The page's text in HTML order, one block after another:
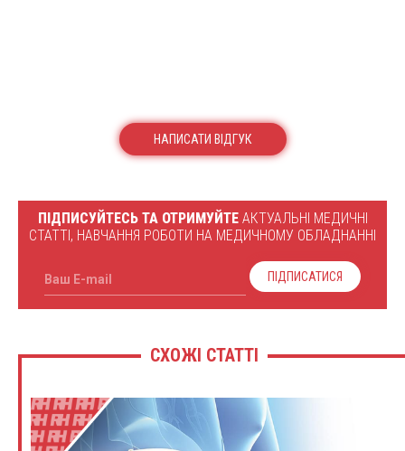
НАПИСАТИ ВІДГУК
ПІДПИСУЙТЕСЬ ТА ОТРИМУЙТЕАКТУАЛЬНІ МЕДИЧНІ
СТАТТІ, НАВЧАННЯ РОБОТИ НА МЕДИЧНОМУ ОБЛАДНАННІ
Ваш E-mail ПІДПИСАТИСЯ
СХОЖІ СТАТТІ